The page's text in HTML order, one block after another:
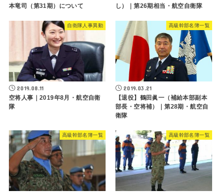
本竜司（第31期）について
し）｜第26期相当・航空自衛隊
自衛隊人事異動
2019.08.11
空将人事｜2019年8月・航空自衛
隊
高級幹部名簿一覧
2019.03.21
【退役】鶴田眞一（補給本部副本
部長・空将補）｜第28期・航空自
衛隊
高級幹部名簿一覧 高級幹部名簿一覧